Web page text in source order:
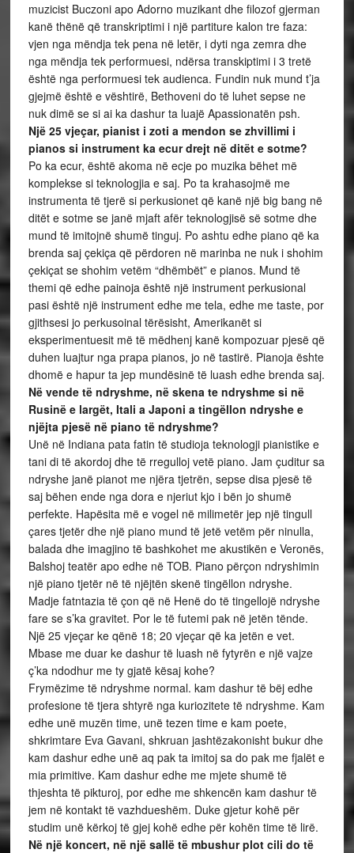
muzicist Buczoni apo Adorno muzikant dhe filozof gjerman
kanë thënë që transkriptimi i një partiture kalon tre faza:
vjen nga mëndja tek pena në letër, i dyti nga zemra dhe
nga mëndja tek performuesi, ndërsa transkiptimi i 3 tretë
është nga performuesi tek audienca. Fundin nuk mund t’ja
gjejmë është e vështirë, Bethoveni do të luhet sepse ne
nuk dimë se si ai ka dashur ta luajë Apassionatën psh.
Një 25 vjeçar, pianist i zoti a mendon se zhvillimi i
pianos si instrument ka ecur drejt në ditët e sotme?
Po ka ecur, është akoma në ecje po muzika bëhet më
komplekse si teknologjia e saj. Po ta krahasojmë me
instrumenta të tjerë si perkusionet që kanë një big bang në
ditët e sotme se janë mjaft afër teknologjisë së sotme dhe
mund të imitojnë shumë tinguj. Po ashtu edhe piano që ka
brenda saj çekiça që përdoren në marinba ne nuk i shohim
çekiçat se shohim vetëm “dhëmbët” e pianos. Mund të
themi që edhe painoja është një instrument perkusional
pasi është një instrument edhe me tela, edhe me taste, por
gjithsesi jo perkusoinal tërësisht, Amerikanët si
eksperimentuesit më të mëdhenj kanë kompozuar pjesë që
duhen luajtur nga prapa pianos, jo në tastirë. Pianoja ështe
dhomë e hapur ta jep mundësinë të luash edhe brenda saj.
Në vende të ndryshme, në skena te ndryshme si në
Rusinë e largët, Itali a Japoni a tingëllon ndryshe e
njëjta pjesë në piano të ndryshme?
Unë në Indiana pata fatin të studioja teknologji pianistike e
tani di të akordoj dhe të rregulloj vetë piano. Jam çuditur sa
ndryshe janë pianot me njëra tjetrën, sepse disa pjesë të
saj bëhen ende nga dora e njeriut kjo i bën jo shumë
perfekte. Hapësita më e vogel në milimetër jep një tingull
çares tjetër dhe një piano mund të jetë vetëm për ninulla,
balada dhe imagjino të bashkohet me akustikën e Veronës,
Balshoj teatër apo edhe në TOB. Piano përçon ndryshimin
një piano tjetër në të njëjtën skenë tingëllon ndryshe.
Madje fatntazia të çon që në Henë do të tingellojë ndryshe
fare se s’ka gravitet. Por le të futemi pak në jetën tënde.
Një 25 vjeçar ke qënë 18; 20 vjeçar që ka jetën e vet.
Mbase me duar ke dashur të luash në fytyrën e një vajze
ç’ka ndodhur me ty gjatë kësaj kohe?
Frymëzime të ndryshme normal. kam dashur të bëj edhe
profesione të tjera shtyrë nga kuriozitete të ndryshme. Kam
edhe unë muzën time, unë tezen time e kam poete,
shkrimtare Eva Gavani, shkruan jashtëzakonisht bukur dhe
kam dashur edhe unë aq pak ta imitoj sa do pak me fjalët e
mia primitive. Kam dashur edhe me mjete shumë të
thjeshta të pikturoj, por edhe me shkencën kam dashur të
jem në kontakt të vazhdueshëm. Duke gjetur kohë për
studim unë kërkoj të gjej kohë edhe për kohën time të lirë.
Në një koncert, në një sallë të mbushur plot cili do të